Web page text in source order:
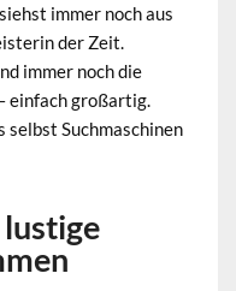
immer noch aus
der Zeit.
immer noch die
einfach großartig.
selbst Suchmaschinen